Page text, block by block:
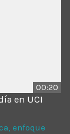
00:20
en UCI
enfoque